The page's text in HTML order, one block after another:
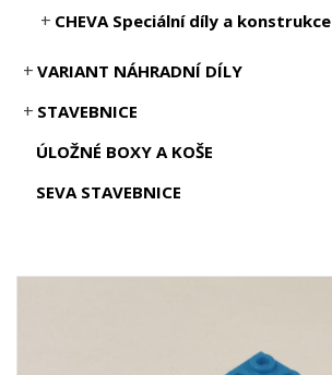
CHEVA Speciální díly a konstrukce
VARIANT NÁHRADNÍ DÍLY
STAVEBNICE
ÚLOŽNÉ BOXY A KOŠE
SEVA STAVEBNICE